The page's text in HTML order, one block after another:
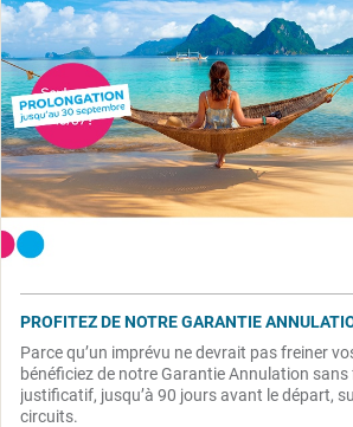
PROFITEZ DE NOTRE GARANTIE
Parce qu’un imprévu ne devrait pas freiner
bénéficiez de notre Garantie Annulation
justificatif, jusqu’à 90 jours avant le départ,
circuits.